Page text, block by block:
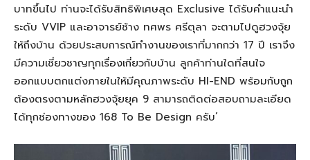
บาทขึ้นไป ท่านจะได้รับสิทธิพิเศษสุด Exclusive ได้รับคำแนะนำ
ระดับ VVIP และอาจารย์ช้าง ทศพร ศรีตุลา จะตามไปดูฮวงจุ้ย
ให้ถึงบ้าน ด้วยประสบการณ์ทำงานของเราที่มากกว่า 17 ปี เราจึง
มีความเชี่ยวชาญทุกเรื่องเกี่ยวกับบ้าน ลูกค้าท่านใดที่สนใจ
ออกแบบตกแต่งภายในให้มีคุณภาพระดับ HI-END พร้อมกับถูก
ต้องตรงตามหลักฮวงจุ้ยยุค 9 สามารถติดต่อสอบถามละเอียด
ได้ทุกช่องทางของ 168 To Be Design ครับ’